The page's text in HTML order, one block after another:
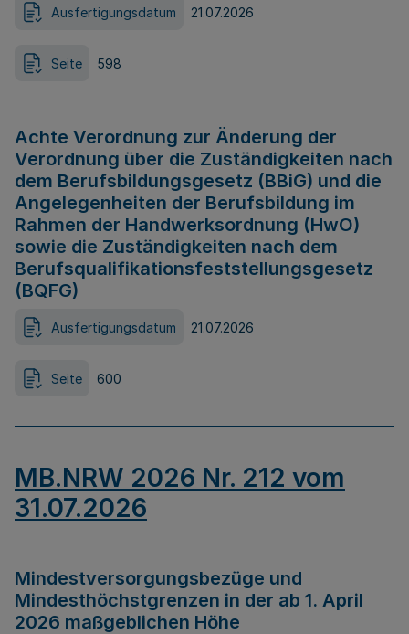
Ausfertigungsdatum 21.07.2026
Seite 598
Achte Verordnung zur Änderung der
Verordnung über die Zuständigkeiten nach
dem Berufsbildungsgesetz (BBiG) und die
Angelegenheiten der Berufsbildung im
Rahmen der Handwerksordnung (HwO)
sowie die Zuständigkeiten nach dem
Berufsqualifikationsfeststellungsgesetz
(BQFG)
Ausfertigungsdatum 21.07.2026
Seite 600
MB.NRW 2026 Nr. 212 vom
31.07.2026
Mindestversorgungsbezüge und
Mindesthöchstgrenzen in der ab 1. April
2026 maßgeblichen Höhe